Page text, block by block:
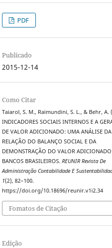
PDF
Publicado
2015-12-14
Como Citar
Taiarol, S. M., Raimundini, S. L., & Behr, A.
INDICADORES SOCIAIS INTERNOS E A
DE VALOR ADICIONADO: UMA ANÁLISE DA
RELAÇÃO DO BALANÇO SOCIAL E DA
DEMONSTRAÇÃO DO VALOR
BANCOS BRASILEIROS.REUNIR Revista De
Administração Contabilidade E
1(2), 82–100.
https://doi.org/10.18696/reunir.v1i2.34
Fomatos de Citação
Edição